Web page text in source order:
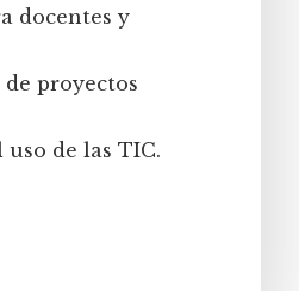
docentes y
proyectos
de las TIC.